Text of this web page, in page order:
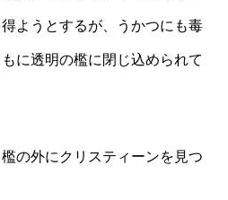
ようとするが、うかつにも毒
に透明の檻に閉じ込められて
の外にクリスティーンを見つ